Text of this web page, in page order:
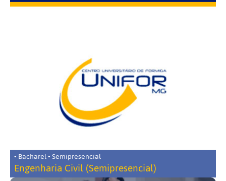
• Bacharel • Semipresencial
Engenharia Civil (Semipresencial)